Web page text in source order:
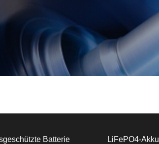
Batterie LiFePO4-Akku